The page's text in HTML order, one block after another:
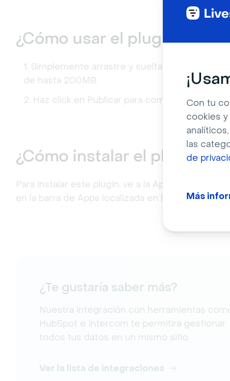
Con tu
cookies
las
de
Más
¿Cómo usar el plugin
Simplemente arrastre y suelta o escoge
de hasta 200MB.
Haz click en Publicar para compartirlo con
¿Cómo instalar el plugin
Para instalar este plugin, ve a la App
en la barra de Apps localizada en la esquina
¿Te gustaría saber más?
Nuestra integración con herramientas
HubSpot e Intercom te permitirá gestionar
todos tus datos en un mismo sitio.
Ver la lista de integraciones